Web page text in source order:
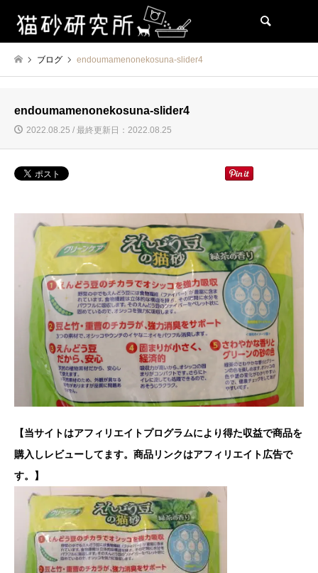
ブログ endoumamenonekosuna-slider4
endoumamenonekosuna-slider4
2022.08.25 / 最終更新日：2022.08.25
【当サイトはアフィリエイトプログラムにより得た収益で商品を
購入しレビューしてます。商品リンクはアフィリエイト広告で
す。】